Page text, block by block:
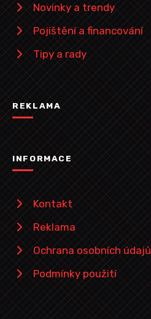
Novinky a trendy
Pojištění a financování
Tipy a rady
REKLAMA
INFORMACE
Kontakt
Reklama
Ochrana osobních údajů
Podmínky použití